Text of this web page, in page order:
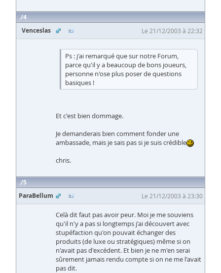
4
Venceslas
Le 21/12/2003 à 22:32
Ps : j'ai remarqué que sur notre Forum,
parce qu'il y a beaucoup de bons joueurs,
personne n'ose plus poser de questions
basiques !
Et c'est bien dommage.
Je demanderais bien comment fonder une
ambassade, mais je sais pas si je suis crédible
chris.
5
ParaBellum
Le 21/12/2003 à 23:30
Celà dit faut pas avoir peur. Moi je me souviens
qu'il n'y a pas si longtemps j'ai découvert avec
stupéfaction qu'on pouvait échanger des
produits (de luxe ou stratégiques) même si on
n'avait pas d'excédent. Et bien je ne m'en serai
sûrement jamais rendu compte si on ne me l'avait
pas dit.